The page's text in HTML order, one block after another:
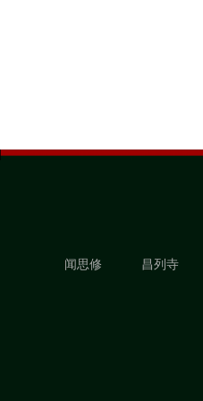
闻思修 昌列寺